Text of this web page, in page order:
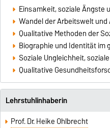
Einsamkeit, soziale Ängste
Wandel der Arbeitswelt
Qualitative Methoden der
Biographie und Identität im
Soziale Ungleichheit,
Qualitative
Lehrstuhlinhaberin
Prof. Dr. Heike Ohlbrecht